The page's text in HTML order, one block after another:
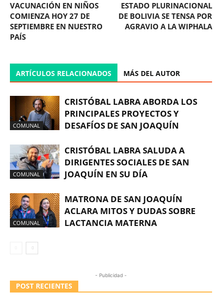
VACUNACIÓN EN NIÑOS
COMIENZA HOY 27 DE
SEPTIEMBRE EN NUESTRO
PAÍS
ESTADO PLURINACIONAL
DE BOLIVIA SE TENSA POR
AGRAVIO A LA WIPHALA
ARTÍCULOS RELACIONADOS MÁS DEL AUTOR
COMUNAL
CRISTÓBAL LABRA ABORDA LOS
PRINCIPALES PROYECTOS Y
DESAFÍOS DE SAN JOAQUÍN
COMUNAL
CRISTÓBAL LABRA SALUDA A
DIRIGENTES SOCIALES DE SAN
JOAQUÍN EN SU DÍA
COMUNAL
MATRONA DE SAN JOAQUÍN
ACLARA MITOS Y DUDAS SOBRE
LACTANCIA MATERNA
- Publicidad -
POST RECIENTES